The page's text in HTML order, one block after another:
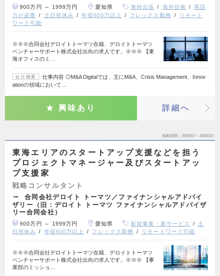
900万円 ～ 1999万円 愛知県 海外出張 海外折衝
英語
力が必要
土日祝休み 年収600万以上 フレックス勤務
リモート
ワーク可能
※※※合同会社デロイトトーマツ在籍、デロイトトーマツ
ベンチャーサポート株式会社出向の求人です。※※※ 【東
海オフィスのミ…
会社概要
仕事内容 ◎M&A Digitalでは、主にM&A、Crisis Management、Innov
ationの領域において…
興味あり 詳細へ
掲載期間 26/08/07～26/08/20
東海エリアのスタートアップ支援などを担う
プロジェクトマネージャー及びスタートアッ
プ支援家
戦略コンサルタント
合同会社デロイト トーマツ／ファイナンシャルアドバイ
ザリー（旧：デロイト トーマツ ファイナンシャルアドバイザ
リー合同会社）
900万円 ～ 1999万円 愛知県 新規事業・新サービス
土
日祝休み
年収600万以上 フレックス勤務 リモートワーク可能
※※※合同会社デロイトトーマツ在籍、デロイトトーマツ
ベンチャーサポート株式会社出向の求人です。※※※ 【事
業部のミッショ…